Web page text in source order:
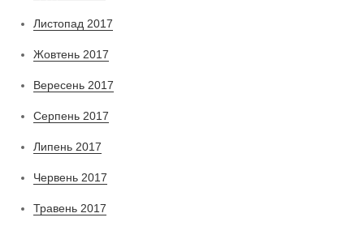
Листопад 2017
Жовтень 2017
Вересень 2017
Серпень 2017
Липень 2017
Червень 2017
Травень 2017